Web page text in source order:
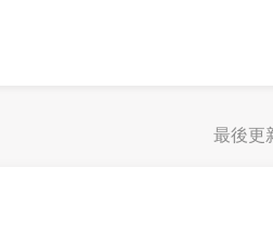
最後更